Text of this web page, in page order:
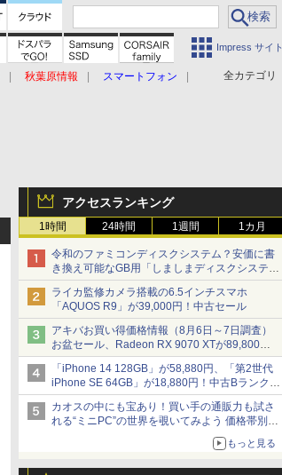
Impress サイト
全カテゴリ
秋葉原情報
スマートフォン
アクセスランキング
1時間 24時間 1週間 1カ月
令和のファミコンディスクシステム？安価に書
き換え可能なGB用「しましまディスクシステ
ム」
ライカ監修カメラ搭載の6.5インチスマホ
「AQUOS R9」が39,000円！中古セール
アキバお買い得価格情報（8月6日～7日調査）
お盆セール、Radeon RX 9070 XTが89,800
円、水平周波数24.8kHz対応の17型モニターが
9,801円、暑さ指数連動セール ほか
「iPhone 14 128GB」が58,880円、「第2世代
iPhone SE 64GB」が18,880円！中古Bランク品
セール
カオスの中にも宝あり！買い手の通販力も試さ
れる“ミニPC”の世界を覗いてみよう 価格帯別に
仕様や特徴を整理、11製品をピックアップ text
もっと見る